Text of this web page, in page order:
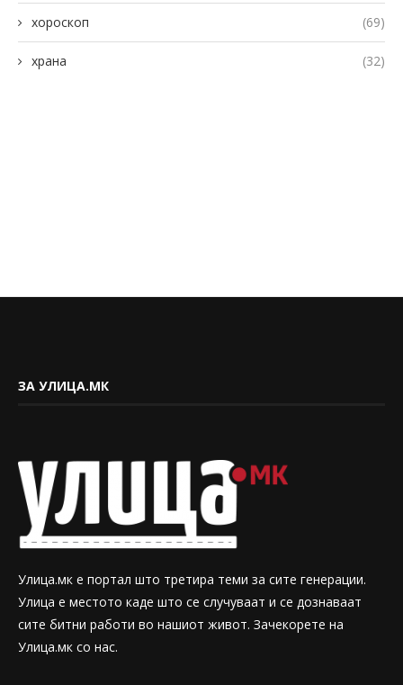
хороскоп (69)
храна (32)
ЗА УЛИЦА.МК
Улица.мк е портал што третира теми за сите генерации.
Улица е местото каде што се случуваат и се дознаваат
сите битни работи во нашиот живот. Зачекорете на
Улица.мк со нас.